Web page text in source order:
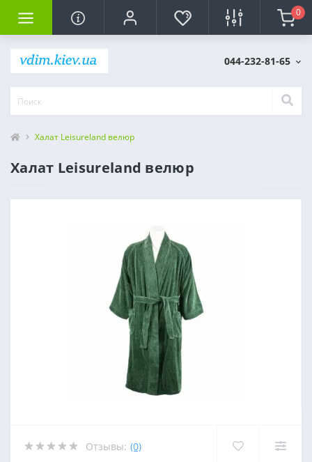
0
044-232-81-65
Халат Leisureland велюр
Халат Leisureland велюр
Отзывы: (0)